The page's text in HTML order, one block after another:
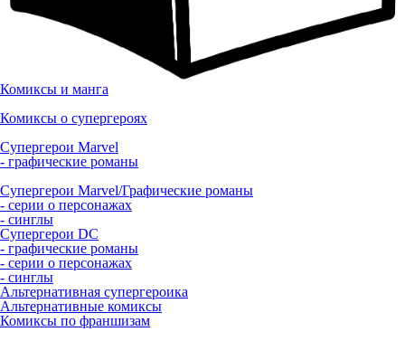
Комиксы и манга
Комиксы о супергероях
Супергерои Marvel
- графические романы
Супергерои Marvel/Графические романы
- серии о персонажах
- синглы
Супергерои DC
- графические романы
- серии о персонажах
- синглы
Альтернативная супергероика
Альтернативные комиксы
Комиксы по франшизам